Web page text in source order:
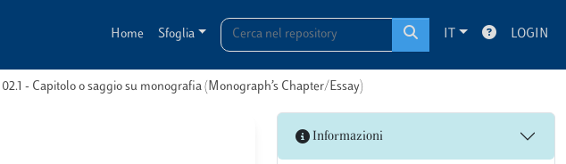
Home Sfoglia IT LOGIN
02.1 - Capitolo o saggio su monografia (Monograph’s Chapter/Essay)
Informazioni